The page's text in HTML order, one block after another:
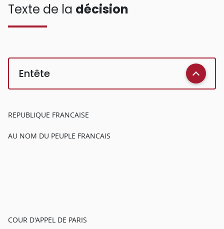
Texte de la décision
Entête
REPUBLIQUE FRANCAISE
AU NOM DU PEUPLE FRANCAIS
COUR D'APPEL DE PARIS